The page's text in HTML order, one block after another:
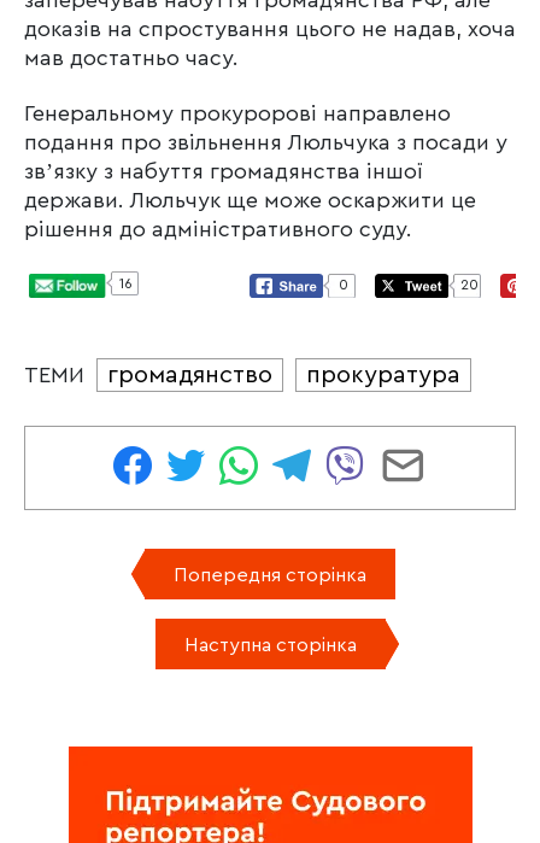
доказів на спростування цього не надав, хоча
мав достатньо часу.
Генеральному прокуророві направлено
подання про звільнення Люльчука з посади у
звʼязку з набуття громадянства іншої
держави. Люльчук ще може оскаржити це
рішення до адміністративного суду.
16 0 20
ТЕМИ громадянство прокуратура
Попередня сторінка
Наступна сторінка